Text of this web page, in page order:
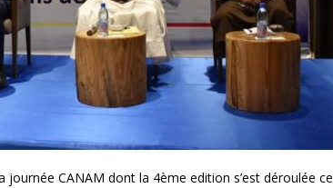
CANAM dont la 4ème edition s’est déroulée ce